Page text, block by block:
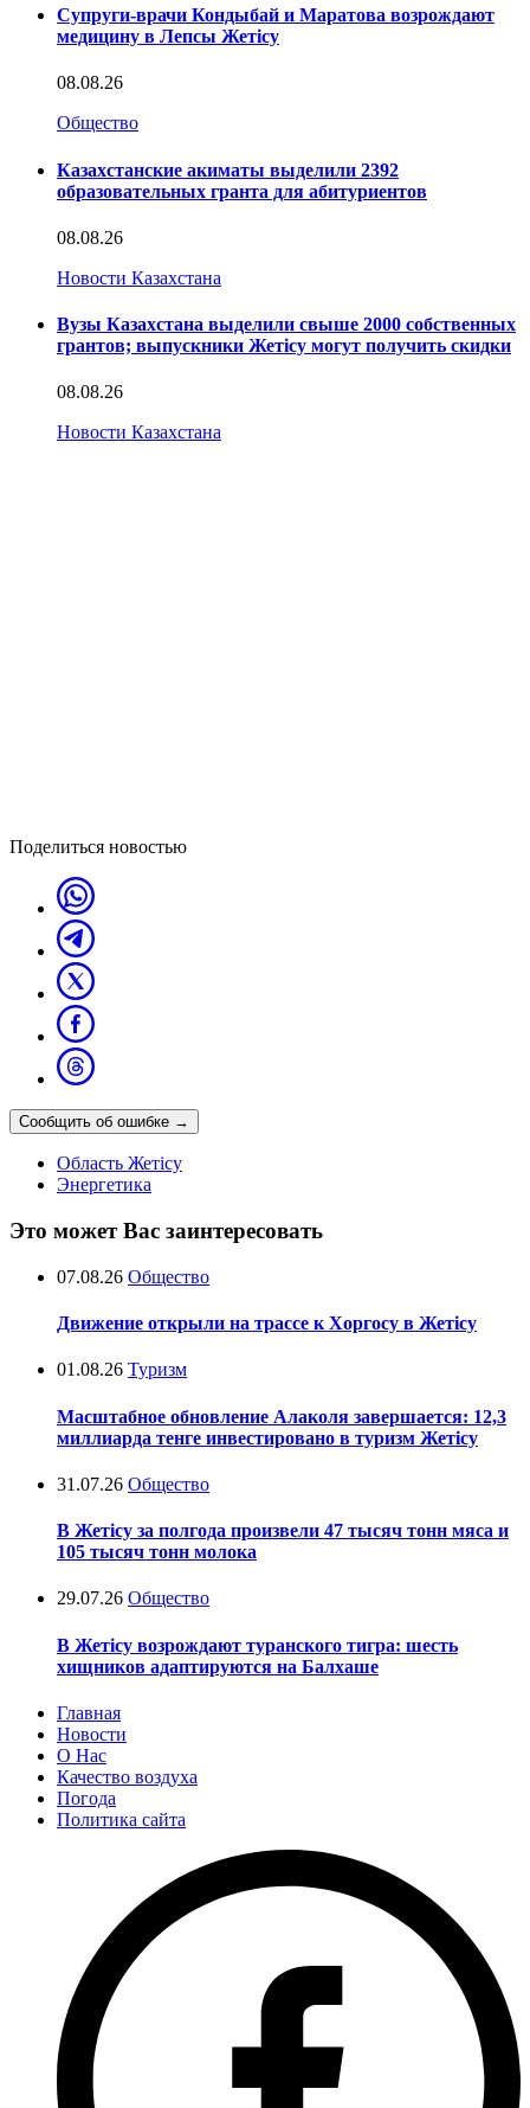
Супруги-врачи Кондыбай и Маратова возрождают
медицину в Лепсы Жетісу
08.08.26
Общество
Казахстанские акиматы выделили 2392
образовательных гранта для абитуриентов
08.08.26
Новости Казахстана
Вузы Казахстана выделили свыше 2000 собственных
грантов; выпускники Жетісу могут получить скидки
08.08.26
Новости Казахстана
Поделиться новостью
Сообщить об ошибке →
Область Жетісу
Энергетика
Это может Вас заинтересовать
07.08.26 Общество
Движение открыли на трассе к Хоргосу в Жетісу
01.08.26 Туризм
Масштабное обновление Алаколя завершается: 12,3
миллиарда тенге инвестировано в туризм Жетісу
31.07.26 Общество
В Жетісу за полгода произвели 47 тысяч тонн мяса и
105 тысяч тонн молока
29.07.26 Общество
В Жетісу возрождают туранского тигра: шесть
хищников адаптируются на Балхаше
Главная
Новости
О Нас
Качество воздуха
Погода
Политика сайта